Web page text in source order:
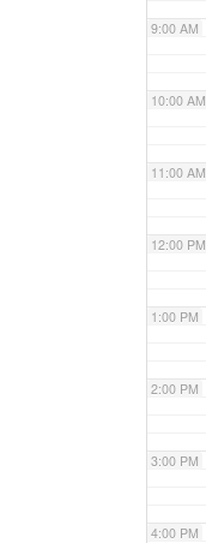
9:00 AM
10:00 AM
11:00 AM
12:00 PM
1:00 PM
2:00 PM
3:00 PM
4:00 PM